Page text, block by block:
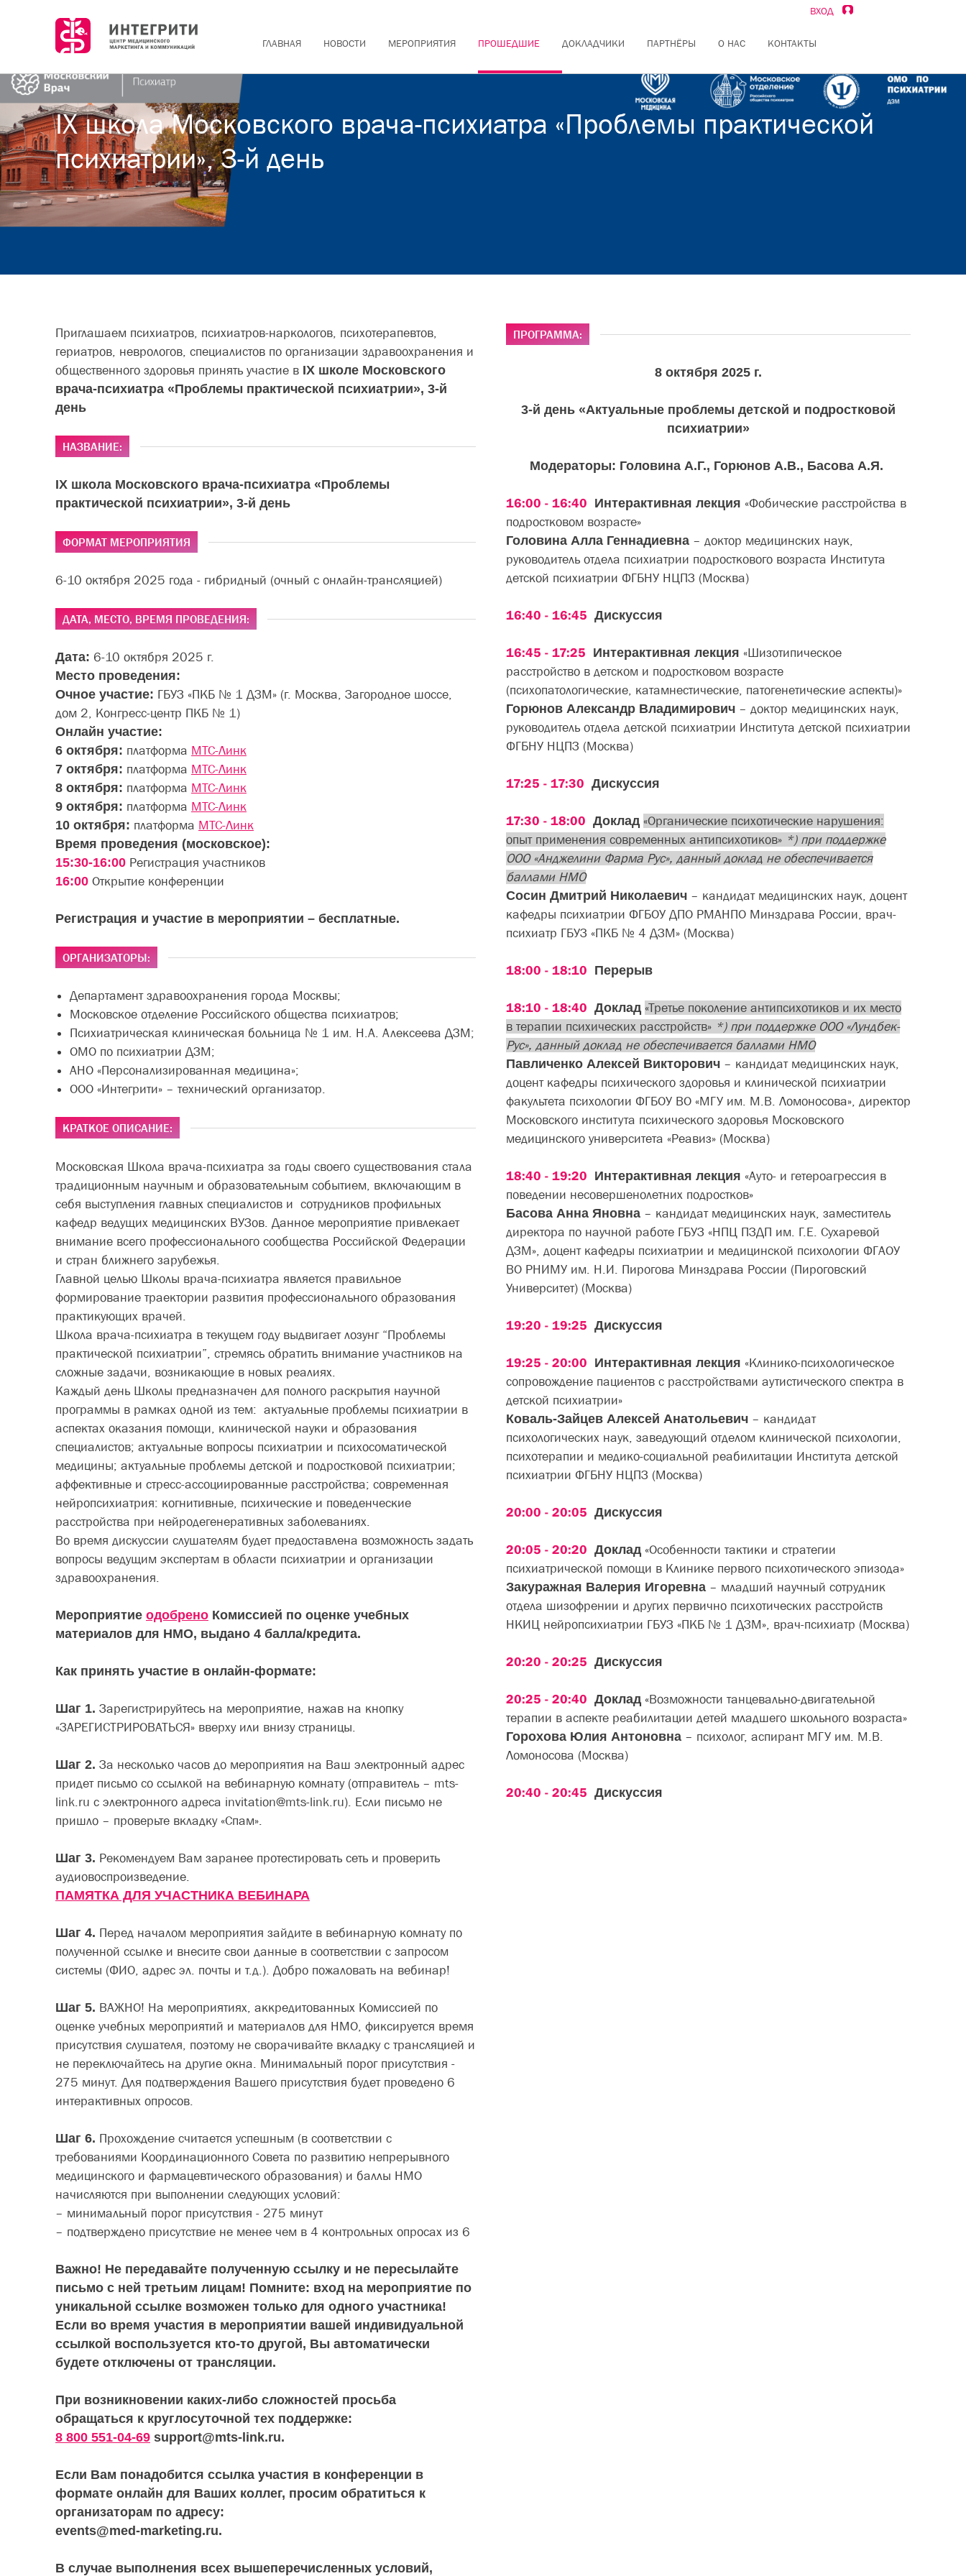
ВХОД
ГЛАВНАЯ НОВОСТИ МЕРОПРИЯТИЯ ПРОШЕДШИЕ ДОКЛАДЧИКИ ПАРТНЁРЫ О НАС КОНТАКТЫ
IX школа Московского врача-психиатра «Проблемы практической
психиатрии», 3-й день
Приглашаем психиатров, психиатров-наркологов, психотерапевтов,
гериатров, неврологов, специалистов по организации здравоохранения и
общественного здоровья принять участие в IX школе Московского
врача-психиатра «Проблемы практической психиатрии», 3-й
день
НАЗВАНИЕ:
IX школа Московского врача-психиатра «Проблемы
практической психиатрии», 3-й день
ФОРМАТ МЕРОПРИЯТИЯ
6-10 октября 2025 года - гибридный (очный с онлайн-трансляцией)
ДАТА, МЕСТО, ВРЕМЯ ПРОВЕДЕНИЯ:
Дата: 6-10 октября 2025 г.
Место проведения:
Очное участие: ГБУЗ «ПКБ № 1 ДЗМ» (г. Москва, Загородное шоссе,
дом 2, Конгресс-центр ПКБ № 1)
Онлайн участие:
6 октября: платформа МТС-Линк
7 октября: платформа МТС-Линк
8 октября: платформа МТС-Линк
9 октября: платформа МТС-Линк
10 октября: платформа МТС-Линк
Время проведения (московское):
15:30-16:00 Регистрация участников
16:00 Открытие конференции
Регистрация и участие в мероприятии – бесплатные.
ОРГАНИЗАТОРЫ:
Департамент здравоохранения города Москвы;
Московское отделение Российского общества психиатров;
Психиатрическая клиническая больница № 1 им. Н.А. Алексеева ДЗМ;
ОМО по психиатрии ДЗМ;
АНО «Персонализированная медицина»;
ООО «Интегрити» – технический организатор.
КРАТКОЕ ОПИСАНИЕ:
Московская Школа врача-психиатра за годы своего существования стала
традиционным научным и образовательным событием, включающим в
себя выступления главных специалистов и сотрудников профильных
кафедр ведущих медицинских ВУЗов. Данное мероприятие привлекает
внимание всего профессионального сообщества Российской Федерации
и стран ближнего зарубежья.
Главной целью Школы врача-психиатра является правильное
формирование траектории развития профессионального образования
практикующих врачей.
Школа врача-психиатра в текущем году выдвигает лозунг “Проблемы
практической психиатрии”, стремясь обратить внимание участников на
сложные задачи, возникающие в новых реалиях.
Каждый день Школы предназначен для полного раскрытия научной
программы в рамках одной из тем: актуальные проблемы психиатрии в
аспектах оказания помощи, клинической науки и образования
специалистов; актуальные вопросы психиатрии и психосоматической
медицины; актуальные проблемы детской и подростковой психиатрии;
аффективные и стресс-ассоциированные расстройства; современная
нейропсихиатрия: когнитивные, психические и поведенческие
расстройства при нейродегенеративных заболеваниях.
Во время дискуссии слушателям будет предоставлена возможность задать
вопросы ведущим экспертам в области психиатрии и организации
здравоохранения.
Мероприятие одобрено Комиссией по оценке учебных
материалов для НМО, выдано 4 балла/кредита.
Как принять участие в онлайн-формате:
Шаг 1. Зарегистрируйтесь на мероприятие, нажав на кнопку
«ЗАРЕГИСТРИРОВАТЬСЯ» вверху или внизу страницы.
Шаг 2. За несколько часов до мероприятия на Ваш электронный адрес
придет письмо со ссылкой на вебинарную комнату (отправитель – mts-
link.ru с электронного адреса invitation@mts-link.ru). Если письмо не
пришло – проверьте вкладку «Спам».
Шаг 3. Рекомендуем Вам заранее протестировать сеть и проверить
аудиовоспроизведение.
ПАМЯТКА ДЛЯ УЧАСТНИКА ВЕБИНАРА
Шаг 4. Перед началом мероприятия зайдите в вебинарную комнату по
полученной ссылке и внесите свои данные в соответствии с запросом
системы (ФИО, адрес эл. почты и т.д.). Добро пожаловать на вебинар!
Шаг 5. ВАЖНО! На мероприятиях, аккредитованных Комиссией по
оценке учебных мероприятий и материалов для НМО, фиксируется время
присутствия слушателя, поэтому не сворачивайте вкладку с трансляцией и
не переключайтесь на другие окна. Минимальный порог присутствия -
275 минут. Для подтверждения Вашего присутствия будет проведено 6
интерактивных опросов.
Шаг 6. Прохождение считается успешным (в соответствии с
требованиями Координационного Совета по развитию непрерывного
медицинского и фармацевтического образования) и баллы НМО
начисляются при выполнении следующих условий:
– минимальный порог присутствия - 275 минут
– подтверждено присутствие не менее чем в 4 контрольных опросах из 6
Важно! Не передавайте полученную ссылку и не пересылайте
письмо с ней третьим лицам! Помните: вход на мероприятие по
уникальной ссылке возможен только для одного участника!
Если во время участия в мероприятии вашей индивидуальной
ссылкой воспользуется кто-то другой, Вы автоматически
будете отключены от трансляции.
При возникновении каких-либо сложностей просьба
обращаться к круглосуточной тех поддержке:
8 800 551-04-69 support@mts-link.ru.
Если Вам понадобится ссылка участия в конференции в
формате онлайн для Ваших коллег, просим обратиться к
организаторам по адресу:
events@med-marketing.ru.
В случае выполнения всех вышеперечисленных условий,
ПРОГРАММА:
8 октября 2025 г.
3-й день «Актуальные проблемы детской и подростковой
психиатрии»
Модераторы: Головина А.Г., Горюнов А.В., Басова А.Я.
16:00 - 16:40 Интерактивная лекция «Фобические расстройства в
подростковом возрасте»
Головина Алла Геннадиевна – доктор медицинских наук,
руководитель отдела психиатрии подросткового возраста Института
детской психиатрии ФГБНУ НЦПЗ (Москва)
16:40 - 16:45 Дискуссия
16:45 - 17:25 Интерактивная лекция «Шизотипическое
расстройство в детском и подростковом возрасте
(психопатологические, катамнестические, патогенетические аспекты)»
Горюнов Александр Владимирович – доктор медицинских наук,
руководитель отдела детской психиатрии Института детской психиатрии
ФГБНУ НЦПЗ (Москва)
17:25 - 17:30 Дискуссия
17:30 - 18:00 Доклад «Органические психотические нарушения:
опыт применения современных антипсихотиков» *) при поддержке
ООО «Анджелини Фарма Рус», данный доклад не обеспечивается
баллами НМО
Сосин Дмитрий Николаевич – кандидат медицинских наук, доцент
кафедры психиатрии ФГБОУ ДПО РМАНПО Минздрава России, врач-
психиатр ГБУЗ «ПКБ № 4 ДЗМ» (Москва)
18:00 - 18:10 Перерыв
18:10 - 18:40 Доклад «Третье поколение антипсихотиков и их место
в терапии психических расстройств» *) при поддержке ООО «Лундбек-
Рус», данный доклад не обеспечивается баллами НМО
Павличенко Алексей Викторович – кандидат медицинских наук,
доцент кафедры психического здоровья и клинической психиатрии
факультета психологии ФГБОУ ВО «МГУ им. М.В. Ломоносова», директор
Московского института психического здоровья Московского
медицинского университета «Реавиз» (Москва)
18:40 - 19:20 Интерактивная лекция «Ауто- и гетероагрессия в
поведении несовершенолетних подростков»
Басова Анна Яновна – кандидат медицинских наук, заместитель
директора по научной работе ГБУЗ «НПЦ ПЗДП им. Г.Е. Сухаревой
ДЗМ», доцент кафедры психиатрии и медицинской психологии ФГАОУ
ВО РНИМУ им. Н.И. Пирогова Минздрава России (Пироговский
Университет) (Москва)
19:20 - 19:25 Дискуссия
19:25 - 20:00 Интерактивная лекция «Клинико-психологическое
сопровождение пациентов с расстройствами аутистического спектра в
детской психиатрии»
Коваль-Зайцев Алексей Анатольевич – кандидат
психологических наук, заведующий отделом клинической психологии,
психотерапии и медико-социальной реабилитации Института детской
психиатрии ФГБНУ НЦПЗ (Москва)
20:00 - 20:05 Дискуссия
20:05 - 20:20 Доклад «Особенности тактики и стратегии
психиатрической помощи в Клинике первого психотического эпизода»
Закуражная Валерия Игоревна – младший научный сотрудник
отдела шизофрении и других первично психотических расстройств
НКИЦ нейропсихиатрии ГБУЗ «ПКБ № 1 ДЗМ», врач-психиатр (Москва)
20:20 - 20:25 Дискуссия
20:25 - 20:40 Доклад «Возможности танцевально-двигательной
терапии в аспекте реабилитации детей младшего школьного возраста»
Горохова Юлия Антоновна – психолог, аспирант МГУ им. М.В.
Ломоносова (Москва)
20:40 - 20:45 Дискуссия